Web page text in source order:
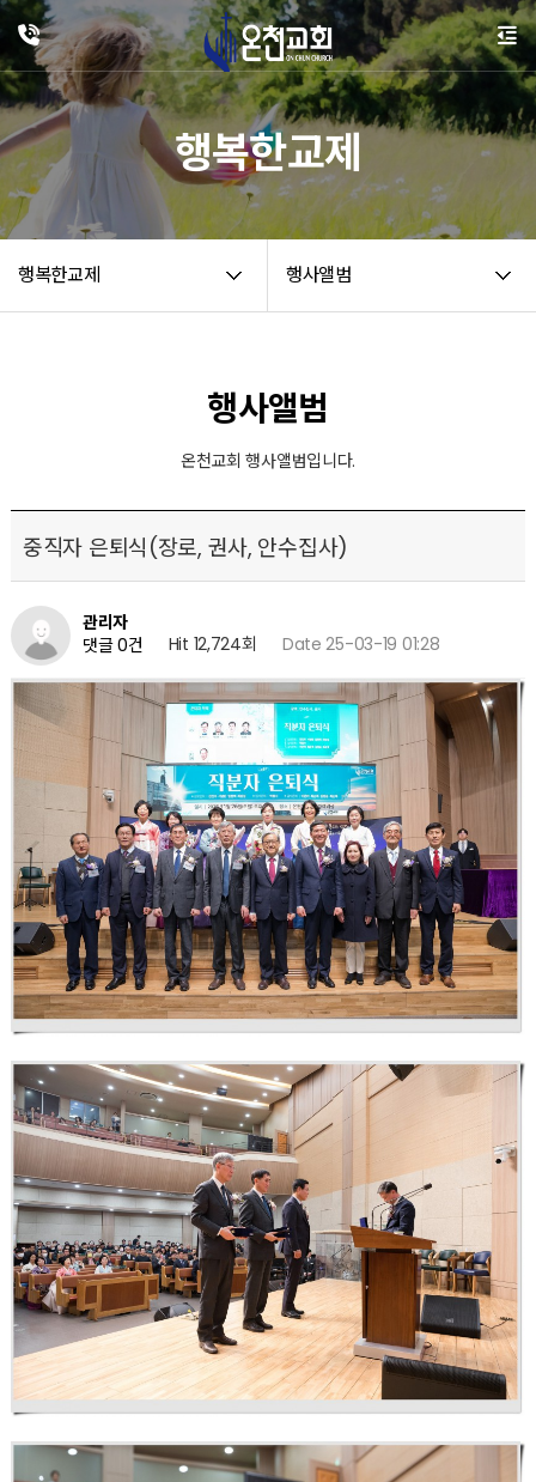
행복한교제 행사앨범
행복한교제
행사앨범
온천교회 행사앨범입니다.
중직자 은퇴식(장로, 권사, 안수집사)
관리자
댓글 0건
Hit 12,724회 Date 25-03-19 01:28